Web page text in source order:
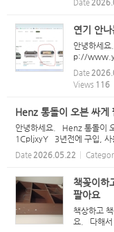
100
Date
연기 안
안녕하세
p://
새제품 구
것 입니다.
상 네고...
Date
Views 116
Henz 통돌이 오븐 싸게
안녕하세요. Henz 통돌
1CpljxyY 3년전에 구입, 사
데... 사용하는데는 문제 없
사양합니다.) ...
Date 2026.05.22
책꽂이하
팔아요
책상하고
요. 다해